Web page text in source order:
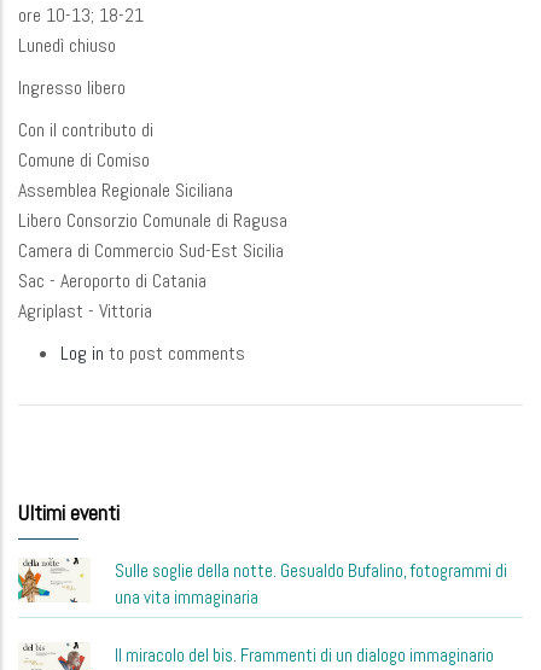
ore 10-13; 18-21
Lunedì chiuso
Ingresso libero
Con il contributo di
Comune di Comiso
Assemblea Regionale Siciliana
Libero Consorzio Comunale di Ragusa
Camera di Commercio Sud-Est Sicilia
Sac - Aeroporto di Catania
Agriplast - Vittoria
Log in to post comments
Ultimi eventi
Sulle soglie della notte. Gesualdo Bufalino, fotogrammi di
una vita immaginaria
Il miracolo del bis. Frammenti di un dialogo immaginario